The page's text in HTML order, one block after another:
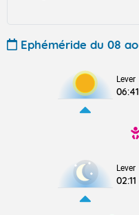
Ephéméride du 08
Lever
06:41
Lever
02:11